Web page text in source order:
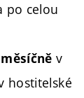
po celou
v
hostitelské